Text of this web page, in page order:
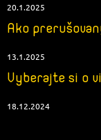
20.1.2025
Ako
13.1.2025
Vyberajte si o
18.12.2024